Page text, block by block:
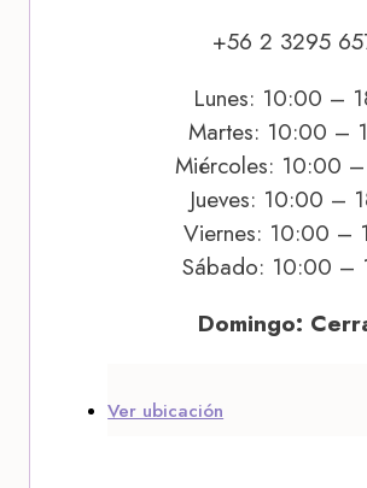
+56 2 3295
Lunes: 10:00 –
Martes: 10:00 –
Miércoles: 10:00
Jueves: 10:00 –
Viernes: 10:00 –
Sábado: 10:00 –
Domingo:
Ver ubicación